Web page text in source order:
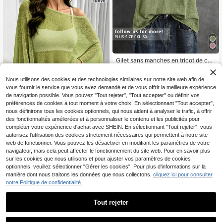
Top en maille cape design asymétri
que couleur unie décontracté mode
femme grande taille été
CA$ 14.38
Gilet sans manches en tricot de cou
style rétro universitaire décontracté
pour les vacances. Convient pour le
quotidien, les voyages, l'aéroport, le
brunch, l'entraînement, toutes les s
aisons, l'été
22
1
Nous utilisons des cookies et des technologies similaires sur notre site web afin de
vous fournir le service que vous avez demandé et de vous offrir la meilleure expérience
de navigation possible. Vous pouvez "Tout rejeter", "Tout accepter" ou définir vos
préférences de cookies à tout moment à votre choix. En sélectionnant "Tout accepter",
nous définirons tous les cookies optionnels, qui nous aident à analyser le trafic, à offrir
des fonctionnalités améliorées et à personnaliser le contenu et les publicités pour
compléter votre expérience d'achat avec SHEIN. En sélectionnant "Tout rejeter", vous
autorisez l'utilisation des cookies strictement nécessaires qui permettent à notre site
web de fonctionner. Vous pouvez les désactiver en modifiant les paramètres de votre
navigateur, mais cela peut affecter le fonctionnement du site web. Pour en savoir plus
sur les cookies que nous utilisons et pour ajuster vos paramètres de cookies
optionnels, veuillez sélectionner "Gérer les cookies". Pour plus d'informations sur la
manière dont nous traitons les données que nous collectons, cliquez ici pour consulter
notre Politique de confidentialité.
Tout rejeter